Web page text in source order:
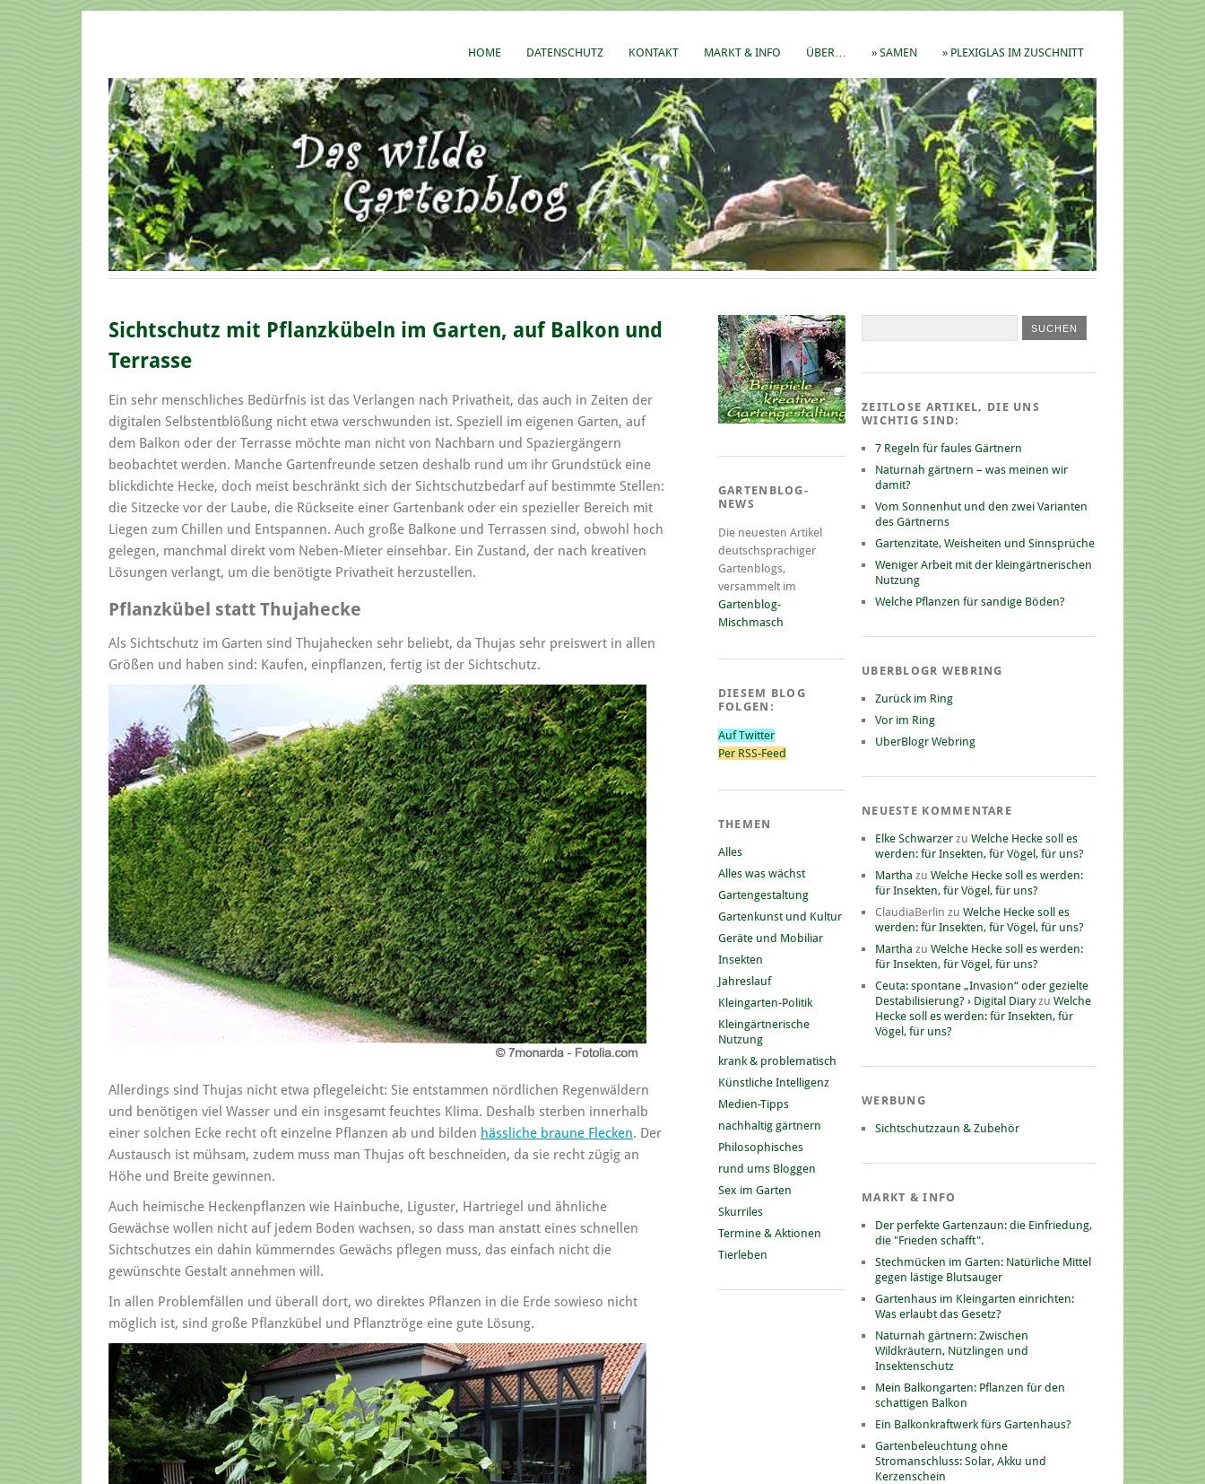
HOME DATENSCHUTZ KONTAKT MARKT & INFO ÜBER… » SAMEN » PLEXIGLAS IM ZUSCHNITT
Sichtschutz mit Pflanzkübeln im Garten, auf Balkon und
Terrasse
Ein sehr menschliches Bedürfnis ist das Verlangen nach Privatheit, das auch in Zeiten der
digitalen Selbstentblößung nicht etwa verschwunden ist. Speziell im eigenen Garten, auf
dem Balkon oder der Terrasse möchte man nicht von Nachbarn und Spaziergängern
beobachtet werden. Manche Gartenfreunde setzen deshalb rund um ihr Grundstück eine
blickdichte Hecke, doch meist beschränkt sich der Sichtschutzbedarf auf bestimmte Stellen:
die Sitzecke vor der Laube, die Rückseite einer Gartenbank oder ein spezieller Bereich mit
Liegen zum Chillen und Entspannen. Auch große Balkone und Terrassen sind, obwohl hoch
gelegen, manchmal direkt vom Neben-Mieter einsehbar. Ein Zustand, der nach kreativen
Lösungen verlangt, um die benötigte Privatheit herzustellen.
Pflanzkübel statt Thujahecke
Als Sichtschutz im Garten sind Thujahecken sehr beliebt, da Thujas sehr preiswert in allen
Größen und haben sind: Kaufen, einpflanzen, fertig ist der Sichtschutz.
Allerdings sind Thujas nicht etwa pflegeleicht: Sie entstammen nördlichen Regenwäldern
und benötigen viel Wasser und ein insgesamt feuchtes Klima. Deshalb sterben innerhalb
einer solchen Ecke recht oft einzelne Pflanzen ab und bilden hässliche braune Flecken. Der
Austausch ist mühsam, zudem muss man Thujas oft beschneiden, da sie recht zügig an
Höhe und Breite gewinnen.
Auch heimische Heckenpflanzen wie Hainbuche, Liguster, Hartriegel und ähnliche
Gewächse wollen nicht auf jedem Boden wachsen, so dass man anstatt eines schnellen
Sichtschutzes ein dahin kümmerndes Gewächs pflegen muss, das einfach nicht die
gewünschte Gestalt annehmen will.
In allen Problemfällen und überall dort, wo direktes Pflanzen in die Erde sowieso nicht
möglich ist, sind große Pflanzkübel und Pflanztröge eine gute Lösung.
GARTENBLOG-
NEWS
Die neuesten Artikel
deutschsprachiger
Gartenblogs,
versammelt im
Gartenblog-
Mischmasch
DIESEM BLOG
FOLGEN:
Auf Twitter
Per RSS-Feed
THEMEN
Alles
Alles was wächst
Gartengestaltung
Gartenkunst und Kultur
Geräte und Mobiliar
Insekten
Jahreslauf
Kleingarten-Politik
Kleingärtnerische
Nutzung
krank & problematisch
Künstliche Intelligenz
Medien-Tipps
nachhaltig gärtnern
Philosophisches
rund ums Bloggen
Sex im Garten
Skurriles
Termine & Aktionen
Tierleben
ZEITLOSE ARTIKEL, DIE UNS
WICHTIG SIND:
7 Regeln für faules Gärtnern
Naturnah gärtnern – was meinen wir
damit?
Vom Sonnenhut und den zwei Varianten
des Gärtnerns
Gartenzitate, Weisheiten und Sinnsprüche
Weniger Arbeit mit der kleingärtnerischen
Nutzung
Welche Pflanzen für sandige Böden?
UBERBLOGR WEBRING
Zurück im Ring
Vor im Ring
UberBlogr Webring
NEUESTE KOMMENTARE
Elke Schwarzer zu Welche Hecke soll es
werden: für Insekten, für Vögel, für uns?
Martha zu Welche Hecke soll es werden:
für Insekten, für Vögel, für uns?
ClaudiaBerlin zu Welche Hecke soll es
werden: für Insekten, für Vögel, für uns?
Martha zu Welche Hecke soll es werden:
für Insekten, für Vögel, für uns?
Ceuta: spontane „Invasion“ oder gezielte
Destabilisierung? › Digital Diaryzu Welche
Hecke soll es werden: für Insekten, für
Vögel, für uns?
WERBUNG
Sichtschutzzaun & Zubehör
MARKT & INFO
Der perfekte Gartenzaun: die Einfriedung,
die "Frieden schafft".
Stechmücken im Garten: Natürliche Mittel
gegen lästige Blutsauger
Gartenhaus im Kleingarten einrichten:
Was erlaubt das Gesetz?
Naturnah gärtnern: Zwischen
Wildkräutern, Nützlingen und
Insektenschutz
Mein Balkongarten: Pflanzen für den
schattigen Balkon
Ein Balkonkraftwerk fürs Gartenhaus?
Gartenbeleuchtung ohne
Stromanschluss: Solar, Akku und
Kerzenschein